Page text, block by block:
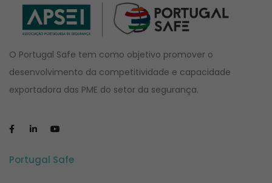
O Portugal Safe tem como objetivo promover o
desenvolvimento da competitividade e capacidade
exportadora das PME do setor da segurança.
Portugal Safe